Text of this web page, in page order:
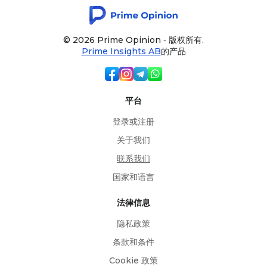
© 2026 Prime Opinion ‐ 版权所有.
Prime Insights AB的产品
平台
登录或注册
关于我们
联系我们
国家和语言
法律信息
隐私政策
条款和条件
Cookie 政策